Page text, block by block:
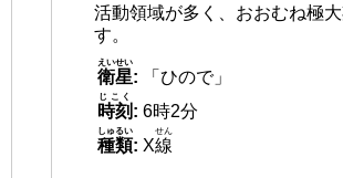
活動領域が多く、おおむね極
す。
衛星
えいせい
:
「ひので」
時刻
じこく
: 6時2分
種類
しゅるい
: X線
せん